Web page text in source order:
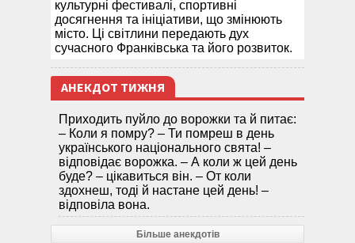
культурні фестивалі, спортивні
досягнення та ініціативи, що змінюють
місто. Ці світлини передають дух
сучасного Франківська та його розвиток.
АНЕКДОТ ТИЖНЯ
Приходить пуйло до ворожки та й питає:
– Коли я помру? – Ти помреш в день
українського національного свята! –
відповідає ворожка. – А коли ж цей день
буде? – цікавиться він. – От коли
здохнеш, тоді й настане цей день! –
відповіла вона.
Більше анекдотів